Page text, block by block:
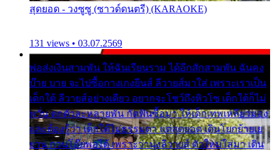
สุดยอด - วงซูซู (ซาวด์ดนตรี) (KARAOKE)
131 views • 03.07.2569
พ่อส่งเงินสามพัน ให้ฉันเรียนราม ได้อีกสักสามพัน ฉันคง
บ๊าย บาย จะไปซื้อกางเกงยีนส์ ลีวายส์มาใส่ เพราะเราเป็น
เด็กใต้ ลีวายส์อย่างเดียว อยากจะโชว์ถึงหิวโซ เด็กใต้ก็ไม่
หวั่น ตกตัวละหลายพัน กัดฟันซื้อมา ให้เด็กเทพเหลียวมอง
และต้องรู้ว่า เด็กใต้ไม่ธรรมดา แต่สุดยอด เดินโยกย้ายเย
ยวน กวนโอ๊ยพอได้ เพราะว่านุ่งลีวายส์ ตัวใหม่ใส่มา เดิน